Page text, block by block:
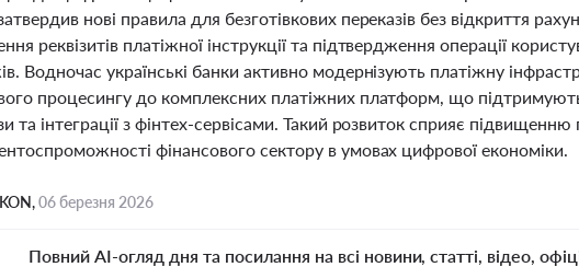
нові правила для безготівкових переказів без відкриття
реквізитів платіжної інструкції та підтвердження операції
Водночас українські банки активно модернізують платіжну
процесингу до комплексних платіжних платформ, що підтримують
та інтеграції з фінтех-сервісами. Такий розвиток сприяє підвищенню
фінансового сектору в умовах цифрової економіки.
06 березня 2026
Повний AI-огляд дня та посилання на всі новини, статті, відео,